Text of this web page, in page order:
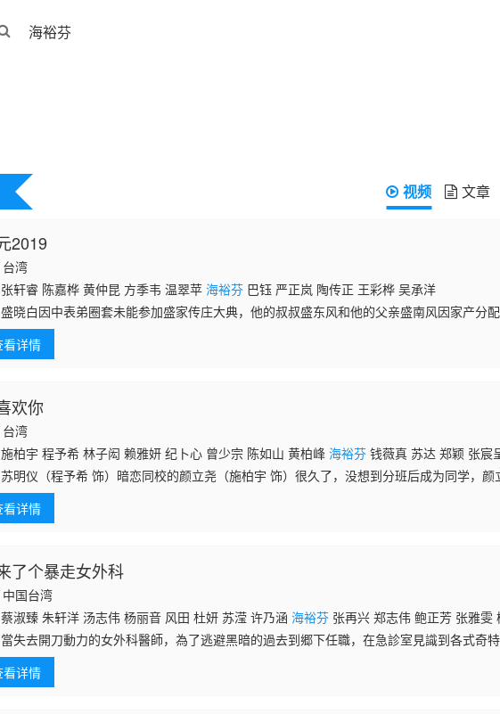
视频 文章
2019
湾
轩睿 陈嘉桦 黄仲昆 方季韦 温翠苹海裕芬 巴钰 严正岚 陶传正 王彩桦 吴承洋
盛晓白因中表弟圈套未能参加盛家传庄大典，他的叔叔盛东风和他的父亲盛南风因家产分
最后决定以麻将输赢来定夺财产分配。在经过激烈的麻将大赛后，盛东风输掉了比赛，最
承人儿子盛晓
看详情
欢你
湾
柏宇 程予希 林子闳 赖雅妍 纪卜心 曾少宗 陈如山 黄柏峰海裕芬 钱薇真 苏达 郑颖 张宸
苏明仪（程予希 饰）暗恋同校的颜立尧（施柏宇 饰）很久了，没想到分班后成为同学，颜
格让他经常被风纪股长苏明仪“记名字”，记着记着，同时也在心里刻下了不可磨灭的印记
风纪的她
看详情
了个暴走女外科
国台湾
淑臻 朱轩洋 汤志伟 杨丽音 风田 杜妍 苏滢 许乃涵海裕芬 张再兴 郑志伟 鲍正芳 张雅雯
當失去開刀動力的女外科醫師，為了逃避黑暗的過去到郷下任職，在急診室見識到各式奇
豬公壓傷到企鵝咬傷，甚至虎鯨跟鰛魚也出現在加害者名單上面。女醫師也體會到了城郷
奈，在醫短缺的環
看详情